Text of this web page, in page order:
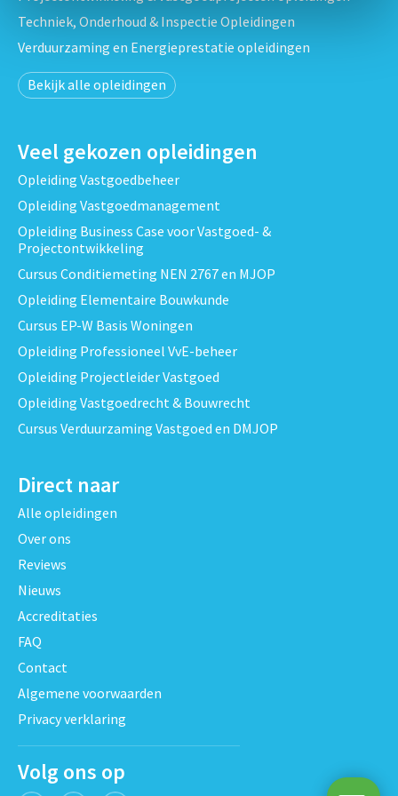
Techniek, Onderhoud & Inspectie Opleidingen
Verduurzaming en Energieprestatie opleidingen
Bekijk alle opleidingen
Veel gekozen opleidingen
Opleiding Vastgoedbeheer
Opleiding Vastgoedmanagement
Opleiding Business Case voor Vastgoed- &
Projectontwikkeling
Cursus Conditiemeting NEN 2767 en MJOP
Opleiding Elementaire Bouwkunde
Cursus EP-W Basis Woningen
Opleiding Professioneel VvE-beheer
Opleiding Projectleider Vastgoed
Opleiding Vastgoedrecht & Bouwrecht
Cursus Verduurzaming Vastgoed en DMJOP
Direct naar
Alle opleidingen
Over ons
Reviews
Nieuws
Accreditaties
FAQ
Contact
Algemene voorwaarden
Privacy verklaring
Volg ons op